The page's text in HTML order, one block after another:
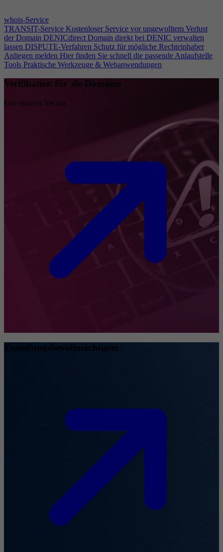
whois-Service
TRANSIT-Service Kostenloser Service vor ungewolltem Verlust
der Domain DENICdirect Domain direkt bei DENIC verwalten
lassen DISPUTE-Verfahren Schutz für mögliche Rechteinhaber
Anliegen melden Hier finden Sie schnell die passende Anlaufstelle
Tools Praktische Werkzeuge & Webanwendungen
Verifikation für .de-Domains
Das müssen Sie tun
Zustellungsbevollmächtigter